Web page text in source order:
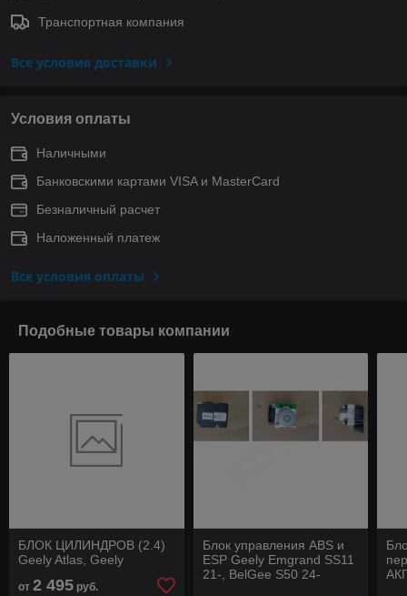
Транспортная компания
Все условия доставки
Условия оплаты
Наличными
Банковскими картами VISA и MasterCard
Безналичный расчет
Наложенный платеж
Все условия оплаты
Подобные товары компании
БЛОК ЦИЛИНДРОВ (2.4)
Geely Atlas, Geely
от 2 495 руб.
Блок управления ABS и
ESP Geely Emgrand SS11
21-, BelGee S50 24-